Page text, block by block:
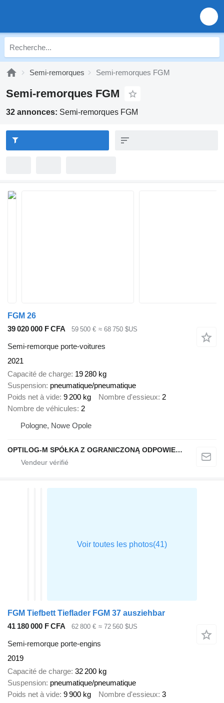
Semi-remorques Semi-remorques FGM
Semi-remorques FGM
32 annonces: Semi-remorques FGM
FGM 26
39 020 000 F CFA
59 500 € ≈ 68 750 $US
Semi-remorque porte-voitures
2021
Capacité de charge 19 280 kg
Suspension pneumatique/pneumatique
Poids net à vide 9 200 kg Nombre d'essieux 2
Nombre de véhicules 2
Pologne, Nowe Opole
OPTILOG-M SPÓŁKA Z OGRANICZONĄ ODPOWIEDZIALNOŚCIĄ
FGM Tiefbett Tieflader FGM 37 ausziehbar
41 180 000 F CFA
62 800 € ≈ 72 560 $US
Semi-remorque porte-engins
2019
Capacité de charge 32 200 kg
Suspension pneumatique/pneumatique
Poids net à vide 9 900 kg Nombre d'essieux 3